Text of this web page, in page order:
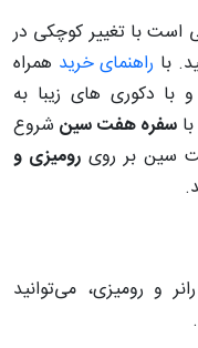
است با تغییر کوچکی در
با راهنمای خرید همراه
با دکوری های زیبا به
سفره هفت سین شروع
سین بر رویرومیزی و
و رومیزی، می‌توانید